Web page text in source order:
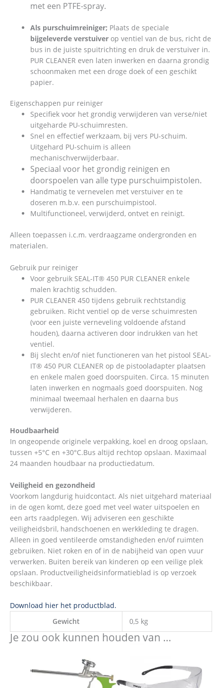
met een PTFE-spray.
Als purschuimreiniger; Plaats de speciale
bijgeleverde verstuiver op ventiel van de bus, richt de
bus in de juiste spuitrichting en druk de verstuiver in.
PUR CLEANER even laten inwerken en daarna grondig
schoonmaken met een droge doek of een geschikt
papier.
Eigenschappen pur reiniger
Specifiek voor het grondig verwijderen van verse/niet
uitgeharde PU-schuimresten.
Snel en effectief werkzaam, bij vers PU-schuim.
Uitgehard PU-schuim is alleen
mechanischverwijderbaar.
Speciaal voor het grondig reinigen en
doorspoelen van alle type purschuimpistolen.
Handmatig te vernevelen met verstuiver en te
doseren m.b.v. een purschuimpistool.
Multifunctioneel, verwijderd, ontvet en reinigt.
Alleen toepassen i.c.m. verdraagzame ondergronden en
materialen.
Gebruik pur reiniger
Voor gebruik SEAL-IT® 450 PUR CLEANER enkele
malen krachtig schudden.
PUR CLEANER 450 tijdens gebruik rechtstandig
gebruiken. Richt ventiel op de verse schuimresten
(voor een juiste verneveling voldoende afstand
houden), daarna activeren door indrukken van het
ventiel.
Bij slecht en/of niet functioneren van het pistool SEAL-
IT® 450 PUR CLEANER op de pistooladapter plaatsen
en enkele malen goed doorspuiten. Circa. 15 minuten
laten inwerken en nogmaals goed doorspuiten. Nog
minimaal tweemaal herhalen en daarna bus
verwijderen.
Houdbaarheid
In ongeopende originele verpakking, koel en droog opslaan,
tussen +5°C en +30°C.Bus altijd rechtop opslaan. Maximaal
24 maanden houdbaar na productiedatum.
Veiligheid en gezondheid
Voorkom langdurig huidcontact. Als niet uitgehard materiaal
in de ogen komt, deze goed met veel water uitspoelen en
een arts raadplegen. Wij adviseren een geschikte
veiligheidsbril, handschoenen en werkkleding te dragen.
Alleen in goed ventileerde omstandigheden en/of ruimten
gebruiken. Niet roken en of in de nabijheid van open vuur
verwerken. Buiten bereik van kinderen op een veilige plek
opslaan. Productveiligheidsinformatieblad is op verzoek
beschikbaar.
Download hier het productblad.
Gewicht
0,5 kg
Je zou ook kunnen houden van …